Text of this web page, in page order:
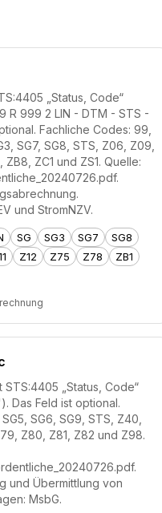
„Status, Code“
R 999 2 LIN - DTM - STS -
Fachliche Codes: 99,
SG7, SG8, STS, Z06, Z09,
ZB8, ZC1 und ZS1. Quelle:
und StromNZV.
SG SG3 SG7
SG8
Z12 Z75 Z78
ZB1
„Status, Code“
Das Feld ist optional.
SG6, SG9, STS, Z40,
Z80, Z81, Z82 und Z98.
und Übermittlung von
MsbG.